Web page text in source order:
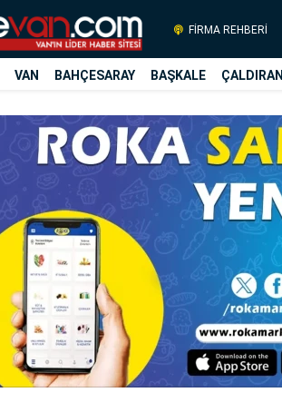
FİRMA REHBERİ
VAN BAHÇESARAY BAŞKALE ÇALDIRAN